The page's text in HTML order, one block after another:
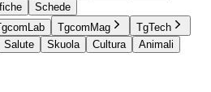
Schede
TgcomMag
TgTech
Salute Skuola Cultura
Animali